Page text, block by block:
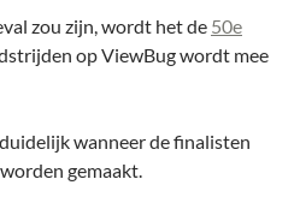
zou zijn, wordt het de 50e
op ViewBug wordt mee
wanneer de finalisten
gemaakt.